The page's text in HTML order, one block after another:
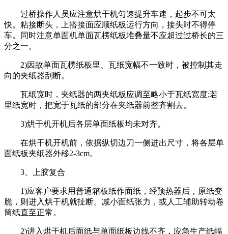
过桥操作人员应注意烘干机匀速提升车速，起步不可太
快。粘接断头，上搭接面应顺纸板运行方向，接头时不得停
车。同时注意单面机单面瓦楞纸板堆叠量不应超过过桥长的三
分之一。
2)因故单面瓦楞纸板里、瓦纸宽幅不一致时，被控制其走
向的夹纸器刮断。
瓦纸宽时，夹纸器的两夹纸板应调至略小于瓦纸宽度;若
里纸宽时，把宽于瓦纸的部分在夹纸器前整齐割去。
3)烘干机开机后各层单面纸板均未对齐。
在烘干机开机前，依据纵切边刀一侧进出尺寸，将各层单
面纸板夹纸器外移2-3cm。
3、上胶复合
1)应客户要求用普通箱板纸作面纸，经预热器后，原纸变
脆，则进入烘干机就扯断。减小面纸张力，或人工辅助转动卷
筒纸直至正常。
2)进入烘干机后面纸与单面纸板边线不齐，应急生产纸幅